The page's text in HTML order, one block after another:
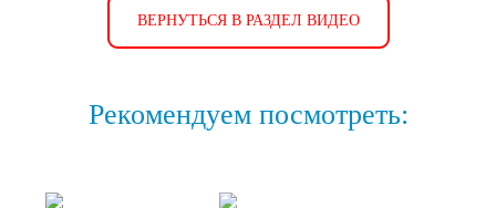
ВЕРНУТЬСЯ В РАЗДЕЛ ВИДЕО
Рекомендуем посмотреть: